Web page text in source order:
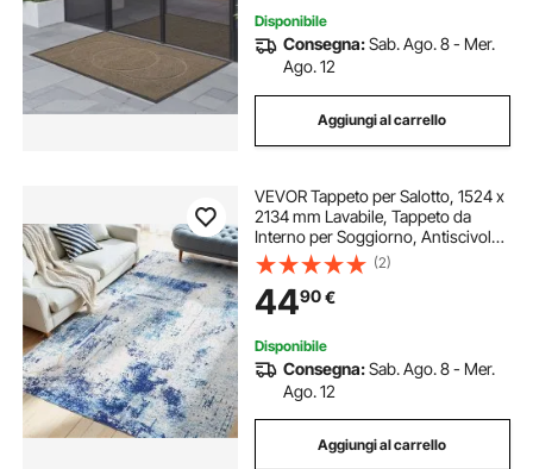
Disponibile
Consegna:Sab. Ago. 8 - Mer.
Ago. 12
Aggiungi al carrello
VEVOR Tappeto per Salotto, 1524 x
2134 mm Lavabile, Tappeto da
Interno per Soggiorno, Antiscivolo
e Antistrappo, per Animali
Domestici e Bambini, per Camera
da Letto, Soggiorno, Ingresso, Blu
(2)
4490€
Disponibile
Consegna:Sab. Ago. 8 - Mer.
Ago. 12
Aggiungi al carrello